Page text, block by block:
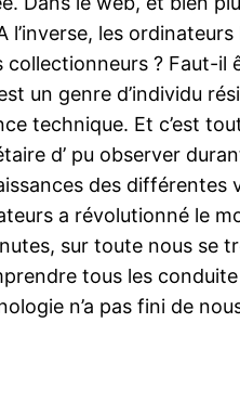
les
collectionneurs ? Faut-
un genre d’individu
technique. Et c’est
d’ pu observer
des différentes
a révolutionné le
sur toute nous se
tous les
n’a pas fini de